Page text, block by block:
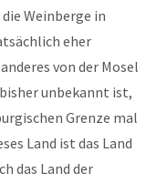
Weinberge in
eher
von der Mosel
unbekannt ist,
Grenze mal
Land ist das Land
das Land der